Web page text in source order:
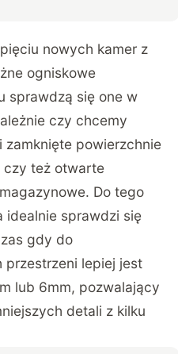
nowych kamer z
ogniskowe
sprawdzą się one w
czy chcemy
zamknięte powierzchnie
czy też otwarte
Do tego
idealnie sprawdzi się
gdy do
przestrzeni lepiej jest
lub 6mm, pozwalający
detali z kilku